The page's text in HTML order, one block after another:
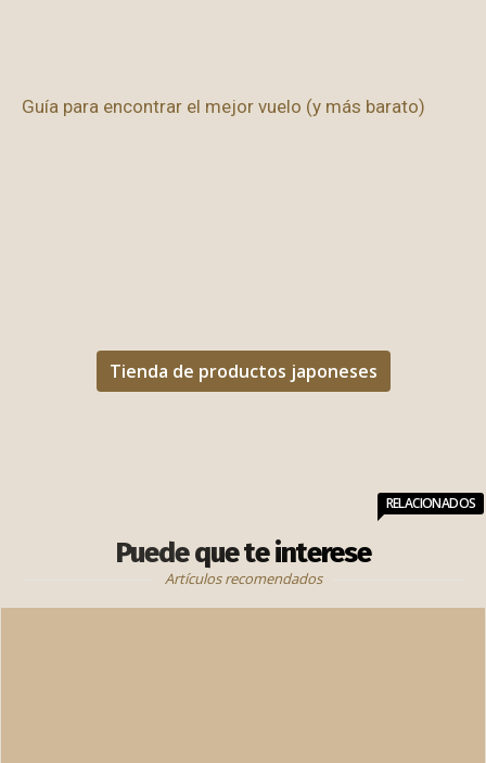
Guía para encontrar el mejor vuelo (y más barato)
Tienda de productos japoneses
Puede que te interese
RELACIONADOS
Artículos recomendados